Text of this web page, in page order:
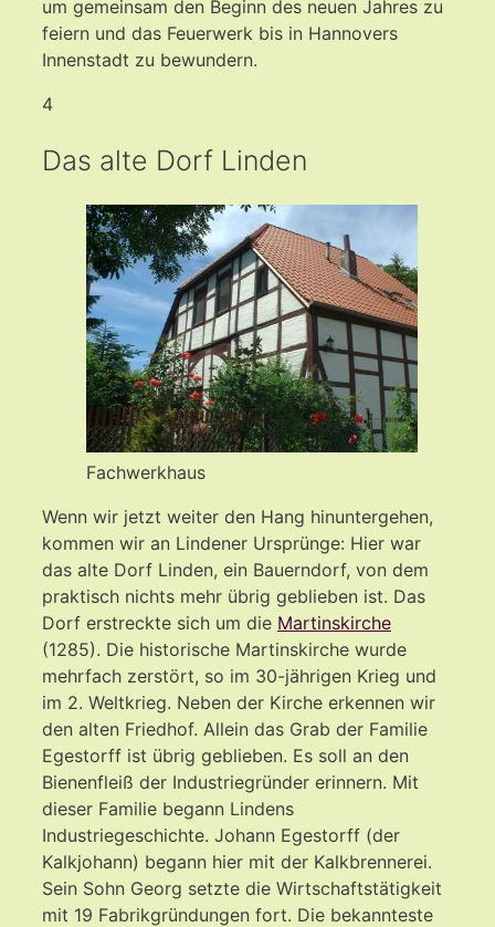
um gemeinsam den Beginn des neuen Jahres zu
feiern und das Feuerwerk bis in Hannovers
Innenstadt zu bewundern.
4
Das alte Dorf Linden
Fachwerkhaus
Wenn wir jetzt weiter den Hang hinuntergehen,
kommen wir an Lindener Ursprünge: Hier war
das alte Dorf Linden, ein Bauerndorf, von dem
praktisch nichts mehr übrig geblieben ist. Das
Dorf erstreckte sich um die Martinskirche
(1285). Die historische Martinskirche wurde
mehrfach zerstört, so im 30-jährigen Krieg und
im 2. Weltkrieg. Neben der Kirche erkennen wir
den alten Friedhof. Allein das Grab der Familie
Egestorff ist übrig geblieben. Es soll an den
Bienenfleiß der Industriegründer erinnern. Mit
dieser Familie begann Lindens
Industriegeschichte. Johann Egestorff (der
Kalkjohann) begann hier mit der Kalkbrennerei.
Sein Sohn Georg setzte die Wirtschaftstätigkeit
mit 19 Fabrikgründungen fort. Die bekannteste